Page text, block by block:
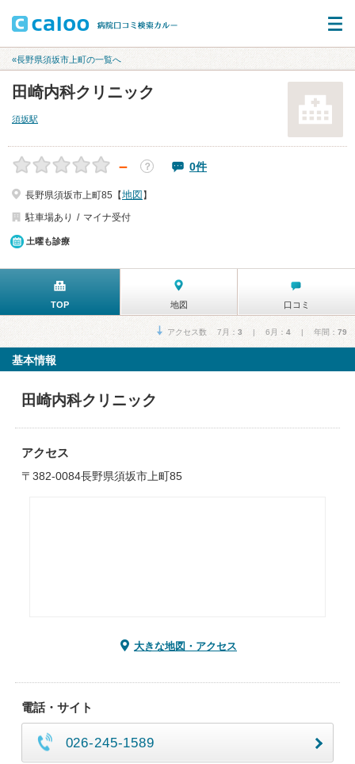
«長野県須坂市上町の一覧へ
田崎内科クリニック
須坂駅
－ ？ 0件
長野県須坂市上町85【地図 】
駐車場あり
マイナ受付
土曜も診療
TOP 地図 口コミ
アクセス数 7月： 3 | 6月： 4 | 年間： 79
基本情報
田崎内科クリニック
アクセス
〒382-0084長野県須坂市上町85
大きな地図・アクセス
電話・サイト
026-245-1589